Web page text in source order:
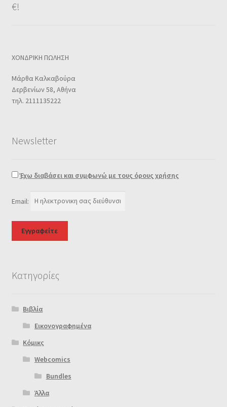
€!
ΧΟΝΔΡΙΚΗ ΠΩΛΗΣΗ
Μάρθα Καλκαβούρα
Δερβενίων 58, Αθήνα
τηλ. 2111135222
Newsletter
Έχω διαβάσει και συμφωνώ με τους όρους χρήσης
Email:
Κατηγορίες
Βιβλία
Εικονογραφημένα
Κόμικς
Webcomics
Bundles
Άλλα